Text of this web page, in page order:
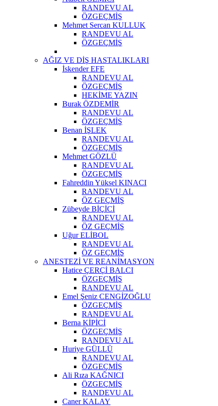
RANDEVU AL
ÖZGEÇMİŞ
Mehmet Sercan KULLUK
RANDEVU AL
ÖZGEÇMİŞ
AĞIZ VE DİŞ HASTALIKLARI
İskender EFE
RANDEVU AL
ÖZGEÇMİŞ
HEKİME YAZIN
Burak ÖZDEMİR
RANDEVU AL
ÖZGEÇMİŞ
Benan İŞLEK
RANDEVU AL
ÖZGEÇMİŞ
Mehmet GÖZLÜ
RANDEVU AL
ÖZGEÇMİŞ
Fahreddin Yüksel KINACI
RANDEVU AL
ÖZ GEÇMİŞ
Zübeyde BİÇİCİ
RANDEVU AL
ÖZ GEÇMİŞ
Uğur ELİBOL
RANDEVU AL
ÖZ GEÇMİŞ
ANESTEZİ VE REANİMASYON
Hatice ÇERÇİ BALCI
ÖZGEÇMİŞ
RANDEVU AL
Emel Şeniz CENGİZOĞLU
ÖZGEÇMİŞ
RANDEVU AL
Berna KİPİCİ
ÖZGEÇMİŞ
RANDEVU AL
Huriye GÜLLÜ
RANDEVU AL
ÖZGEÇMİŞ
Ali Rıza KAĞNICI
ÖZGEÇMİŞ
RANDEVU AL
Caner KALAY